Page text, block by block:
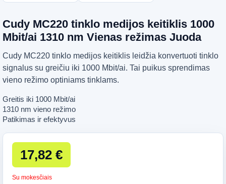
Cudy MC220 tinklo medijos keitiklis 1000
Mbit/ai 1310 nm Vienas režimas Juoda
Cudy MC220 tinklo medijos keitiklis leidžia konvertuoti tinklo
signalus su greičiu iki 1000 Mbit/ai. Tai puikus sprendimas
vieno režimo optiniams tinklams.
Greitis iki 1000 Mbit/ai
1310 nm vieno režimo
Patikimas ir efektyvus
17,82 €
Su mokesčiais